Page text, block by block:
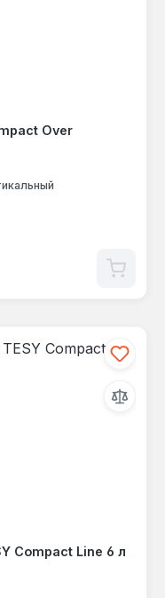
Over
Compact Line 6 л